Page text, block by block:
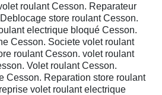
roulant Cesson. Reparateur
store roulant Cesson.
electrique bloqué Cesson.
Cesson. Societe volet roulant
roulant Cesson. volet roulant
Volet roulant Cesson.
Cesson. Reparation store roulant
volet roulant electrique